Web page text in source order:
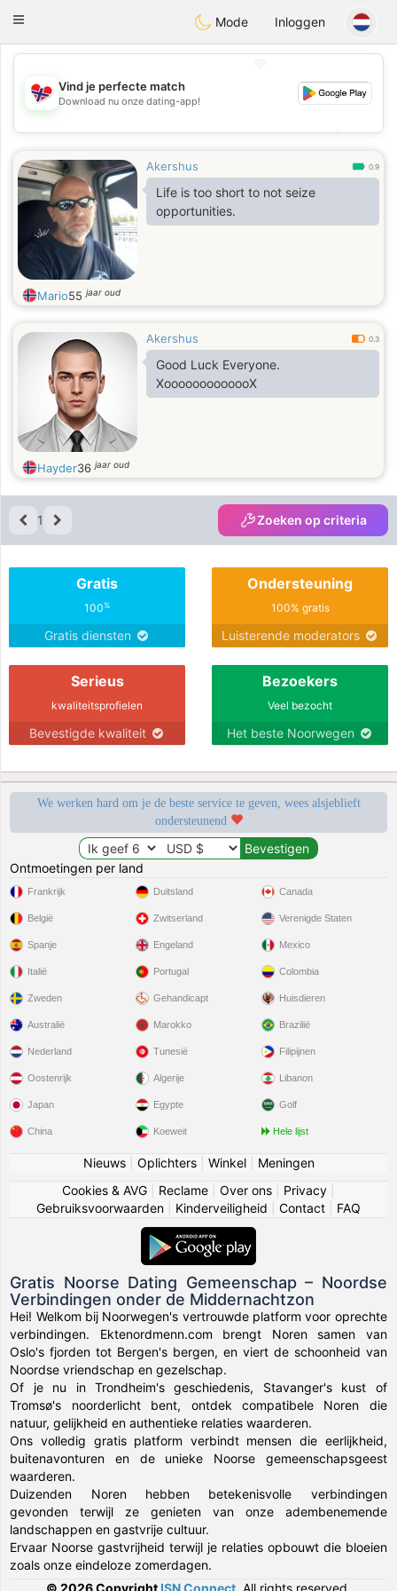
EkteNordmenn
Toggle
Mode Inloggen
💖
💕
Vind je perfecte match
Download nu onze dating-app!
Akershus 0.9
Life is too short to not seize
opportunities.
Mario55jaar oud
Akershus 0.3
Good Luck Everyone.
XooooooooooooX
Hayder36jaar oud
1 Zoeken op criteria
Gratis
100%
Gratis diensten
Ondersteuning
100% gratis
Luisterende moderators
Serieus
kwaliteitsprofielen
Bevestigde kwaliteit
Bezoekers
Veel bezocht
Het beste Noorwegen
We werken hard om je de beste service te geven, wees alsjeblieft
ondersteunend
Ontmoetingen per land
Frankrijk
België
Spanje
Italië
Zweden
Duitsland
Zwitserland
Engeland
Portugal
Gehandicapt
Canada
Verenigde Staten
Mexico
Colombia
Huisdieren
Australië
Nederland
Oostenrijk
Japan
China
Marokko
Tunesië
Algerije
Egypte
Koeweit
Brazilië
Filipijnen
Libanon
Golf
Hele lijst
Nieuws| Oplichters| Winkel| Meningen
Cookies & AVG
Reclame Over ons Privacy
Gebruiksvoorwaarden
Kinderveiligheid Contact FAQ
Gratis Noorse Dating Gemeenschap – Noordse
Verbindingen onder de Middernachtzon
Hei! Welkom bij Noorwegen's vertrouwde platform voor oprechte
verbindingen. Ektenordmenn.com brengt Noren samen van
Oslo's fjorden tot Bergen's bergen, en viert de schoonheid van
Noordse vriendschap en gezelschap.
Of je nu in Trondheim's geschiedenis, Stavanger's kust of
Tromsø's noorderlicht bent, ontdek compatibele Noren die
natuur, gelijkheid en authentieke relaties waarderen.
Ons volledig gratis platform verbindt mensen die eerlijkheid,
buitenavonturen en de unieke Noorse gemeenschapsgeest
waarderen.
Duizenden Noren hebben betekenisvolle verbindingen
gevonden terwijl ze genieten van onze adembenemende
landschappen en gastvrije cultuur.
Ervaar Noorse gastvrijheid terwijl je relaties opbouwt die bloeien
zoals onze eindeloze zomerdagen.
© 2026 Copyright ISN Connect All rights reserved.